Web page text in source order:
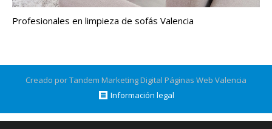
Profesionales en limpieza de sofás Valencia
Creado por Tandem Marketing Digital Páginas Web Valencia
Información legal